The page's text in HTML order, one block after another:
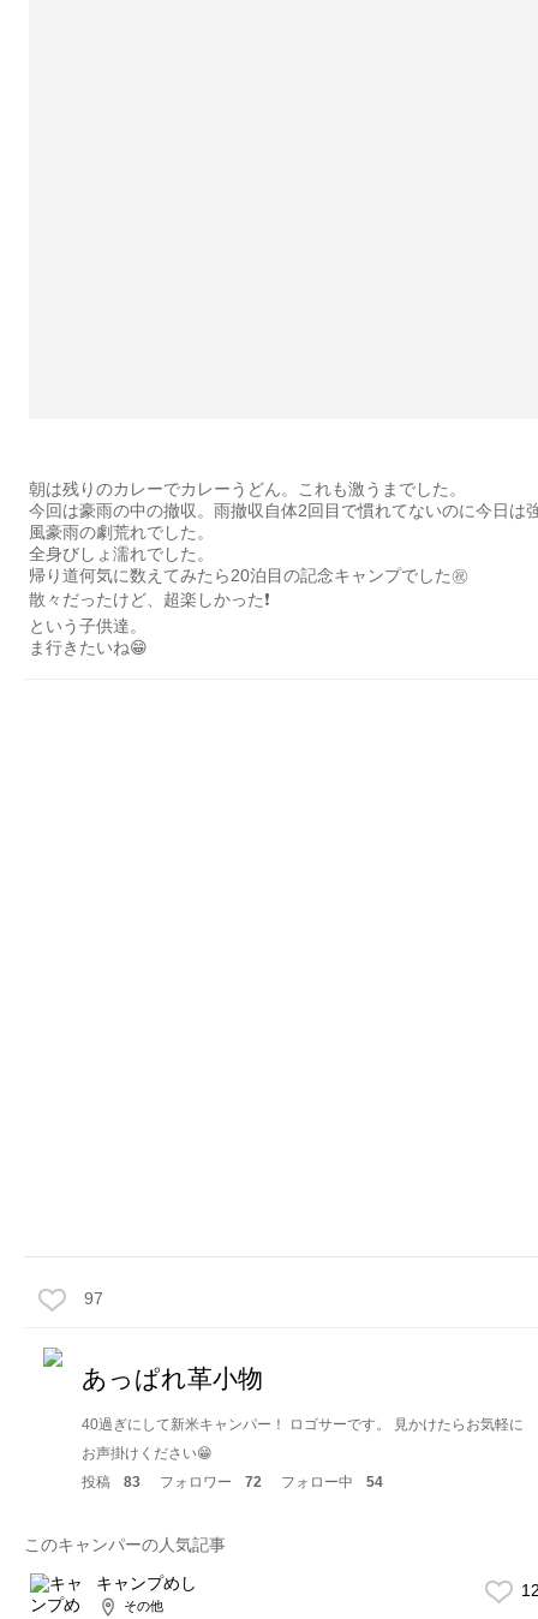
朝は残りのカレーでカレーうどん。これも激うまでした。
今回は豪雨の中の撤収。雨撤収自体2回目で慣れてないのに今日は
風豪雨の劇荒れでした。
全身びしょ濡れでした。
帰り道何気に数えてみたら20泊目の記念キャンプでした㊗️
散々だったけど、超楽しかった❗️
という子供達。
ま行きたいね😁
97
あっぱれ革小物
40過ぎにして新米キャンパー！ ロゴサーです。 見かけたらお気軽に
お声掛けください😁
投稿
83 フォロワー 72 フォロー中 54
このキャンパーの人気記事
キャンプめし
その他